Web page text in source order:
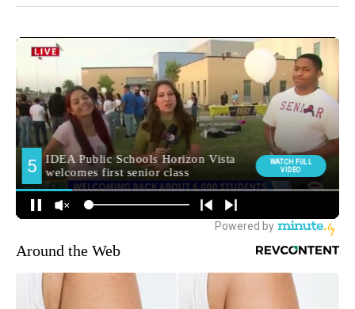
Around the Web